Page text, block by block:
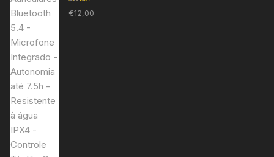
Avaliação
5.00de 5
€12,00